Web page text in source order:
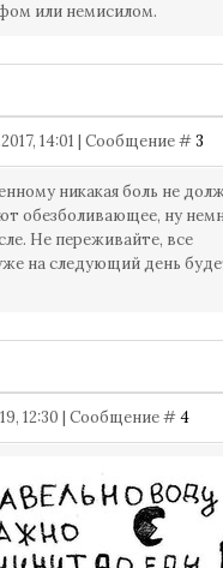
или немисилом.
14:01 | Сообщение #3
никакая боль не
обезболивающее, ну
Не переживайте, все
на следующий день
12:30 | Сообщение #4